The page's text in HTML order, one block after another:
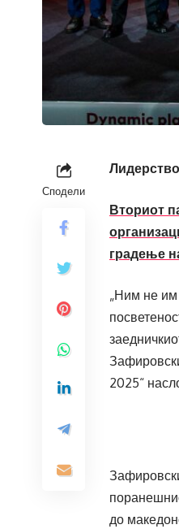
Сподели
Вториот
градење
„Ним не им
2025“
до